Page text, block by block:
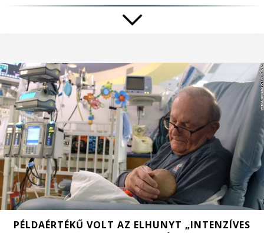
PÉLDAÉRTÉKŰ VOLT AZ ELHUNYT „INTENZÍVES